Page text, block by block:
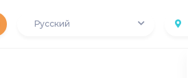
Русский